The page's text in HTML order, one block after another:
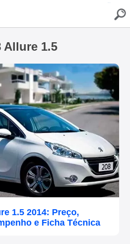
Allure 1.5
1.5 2014: Preço,
e Ficha Técnica